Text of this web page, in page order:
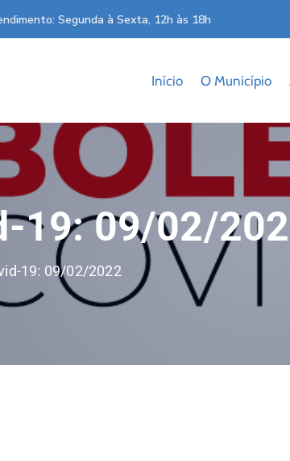
Segunda à Sexta, 12h às 18h
Início O Município
19: 09/02/
19: 09/02/2022